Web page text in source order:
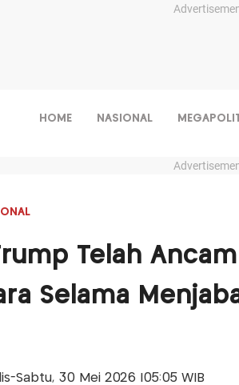
HOME NASIONAL
Telah
Selama
Sabtu, 30 Mei 2026 |05:05 WIB